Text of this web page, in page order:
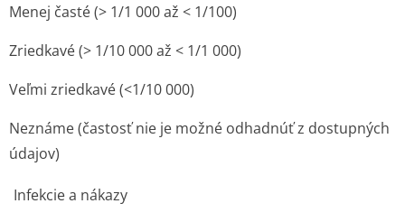
Menej časté (> 1/1 000 až < 1/100)
Zriedkavé (> 1/10 000 až < 1/1 000)
Veľmi zriedkavé (<1/10 000)
Neznáme (častosť nie je možné odhadnúť z dostupných
údajov)
Infekcie a nákazy